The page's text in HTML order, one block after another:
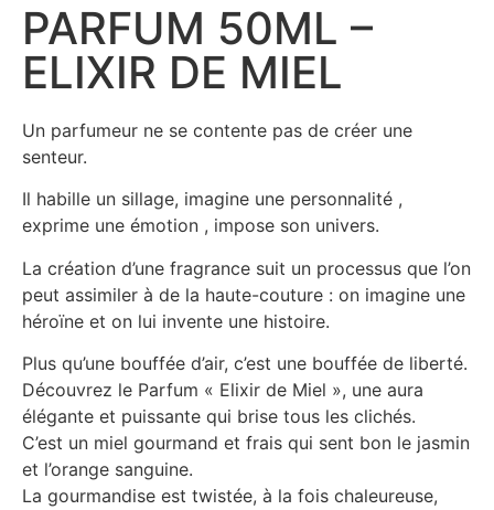
PARFUM 50ML –
ELIXIR DE MIEL
Un parfumeur ne se contente pas de créer une
senteur.
Il habille un sillage, imagine une personnalité ,
exprime une émotion , impose son univers.
La création d’une fragrance suit un processus que l’on
peut assimiler à de la haute-couture : on imagine une
héroïne et on lui invente une histoire.
Plus qu’une bouffée d’air, c’est une bouffée de liberté.
Découvrez le Parfum « Elixir de Miel », une aura
élégante et puissante qui brise tous les clichés.
C’est un miel gourmand et frais qui sent bon le jasmin
et l’orange sanguine.
La gourmandise est twistée, à la fois chaleureuse,